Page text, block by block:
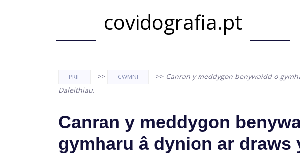
covidografia.pt
PRIF >> CWMNI >> Canran y meddygon benywaidd o
Daleithiau.
Canran y meddygon
gymharu â dynion ar draws